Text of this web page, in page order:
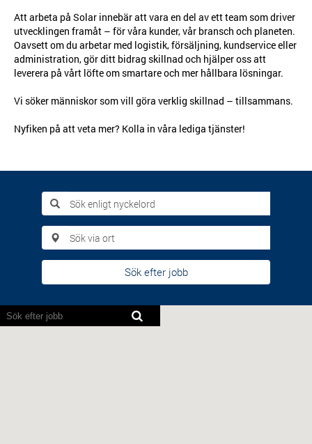
Att arbeta på Solar innebär att vara en del av ett team som driver
utvecklingen framåt – för våra kunder, vår bransch och planeten.
Oavsett om du arbetar med logistik, försäljning, kundservice eller
administration, gör ditt bidrag skillnad och hjälper oss att
leverera på vårt löfte om smartare och mer hållbara lösningar.
Vi söker människor som vill göra verklig skillnad – tillsammans.
Nyfiken på att veta mer? Kolla in våra lediga tjänster!
Sök efter jobb
Skärmläsare
kan